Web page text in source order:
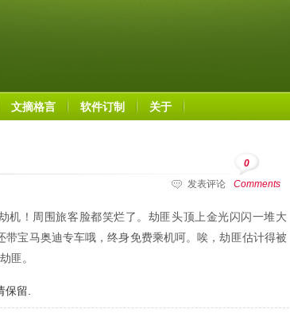
文摘格言 软件订制 关于
0
Comments
发表评论
机！周围旅客脸都笑烂了。劫匪头顶上金光闪闪一堆大
宝马奥迪专车哦，终身免费乘机呵。唉，劫匪估计得被
匪。
保留.